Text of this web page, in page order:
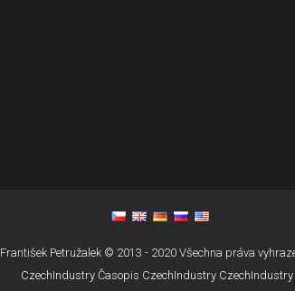
František Petružalek © 2013 - 2020 Všechna práva
CzechIndustry Časopis CzechIndustry CzechIndustry